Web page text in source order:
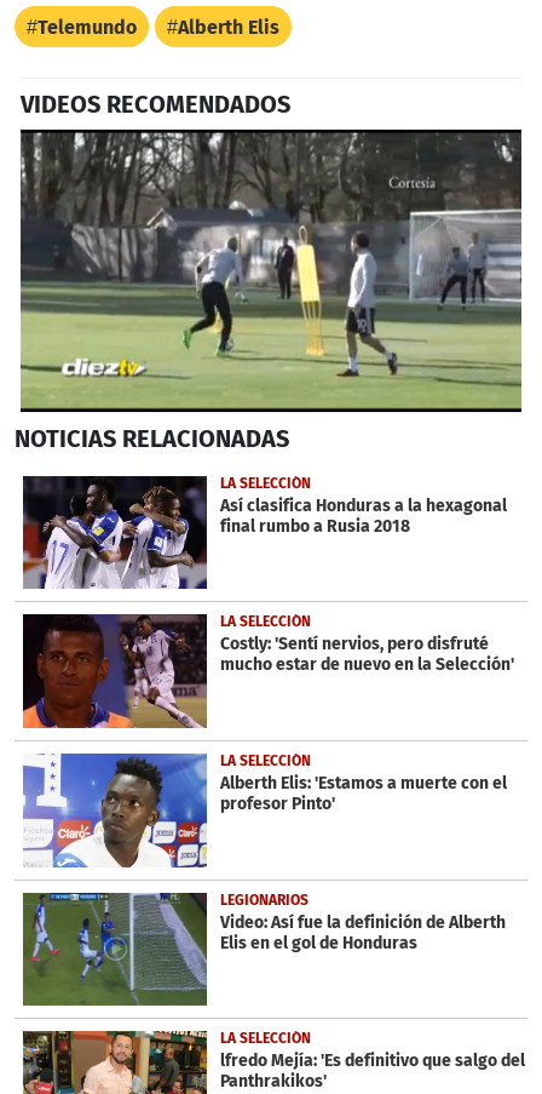
Telemundo Alberth Elis
VIDEOS RECOMENDADOS
seconds
54
seconds
NOTICIAS RELACIONADAS
LA SELECCIÓN
Así clasifica Honduras a la hexagonal
final rumbo a Rusia 2018
LA SELECCIÓN
Costly: 'Sentí nervios, pero disfruté
mucho estar de nuevo en la Selección'
LA SELECCIÓN
Alberth Elis: 'Estamos a muerte con el
profesor Pinto'
LEGIONARIOS
Video: Así fue la definición de Alberth
Elis en el gol de Honduras
LA SELECCIÓN
lfredo Mejía: 'Es definitivo que salgo del
Panthrakikos'